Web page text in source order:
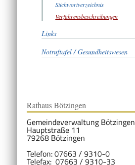
Stichwortverzeichnis
Verfahrensbeschreibungen
Links
Notruftafel / Gesundheitswesen
Rathaus Bötzingen
Gemeindeverwaltung Bötzingen
Hauptstraße 11
79268 Bötzingen
Telefon: 07663 / 9310-0
Telefax: 07663 / 9310-33